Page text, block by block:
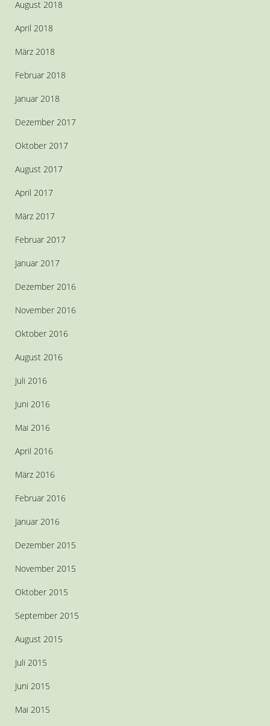
August 2018
April 2018
März 2018
Februar 2018
Januar 2018
Dezember 2017
Oktober 2017
August 2017
April 2017
März 2017
Februar 2017
Januar 2017
Dezember 2016
November 2016
Oktober 2016
August 2016
Juli 2016
Juni 2016
Mai 2016
April 2016
März 2016
Februar 2016
Januar 2016
Dezember 2015
November 2015
Oktober 2015
September 2015
August 2015
Juli 2015
Juni 2015
Mai 2015